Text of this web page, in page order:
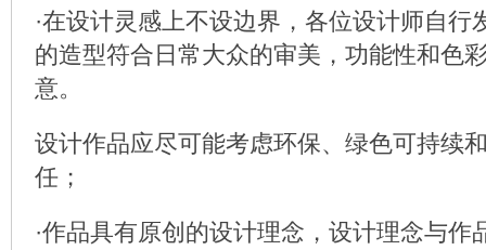
·在设计灵感上不设边界，各位设计师自行
的造型符合日常大众的审美，功能性和色
意。
设计作品应尽可能考虑环保、绿色可持续
任；
·作品具有原创的设计理念，设计理念与作